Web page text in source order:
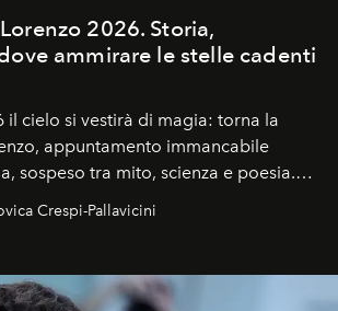
2026. Storia,
ammirare le stelle cadenti
il cielo si vestirà di magia: torna la
, appuntamento immancabile
sospeso tra mito, scienza e poesia.
in cui gli occhi si alzano verso la volta
il passaggio delle
più segreti
Crespi-Pallavicini